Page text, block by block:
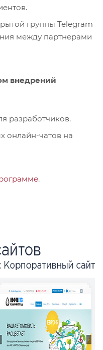
группы Telegram
между партнерами
внедрений
разработчиков.
онлайн-чатов на
.